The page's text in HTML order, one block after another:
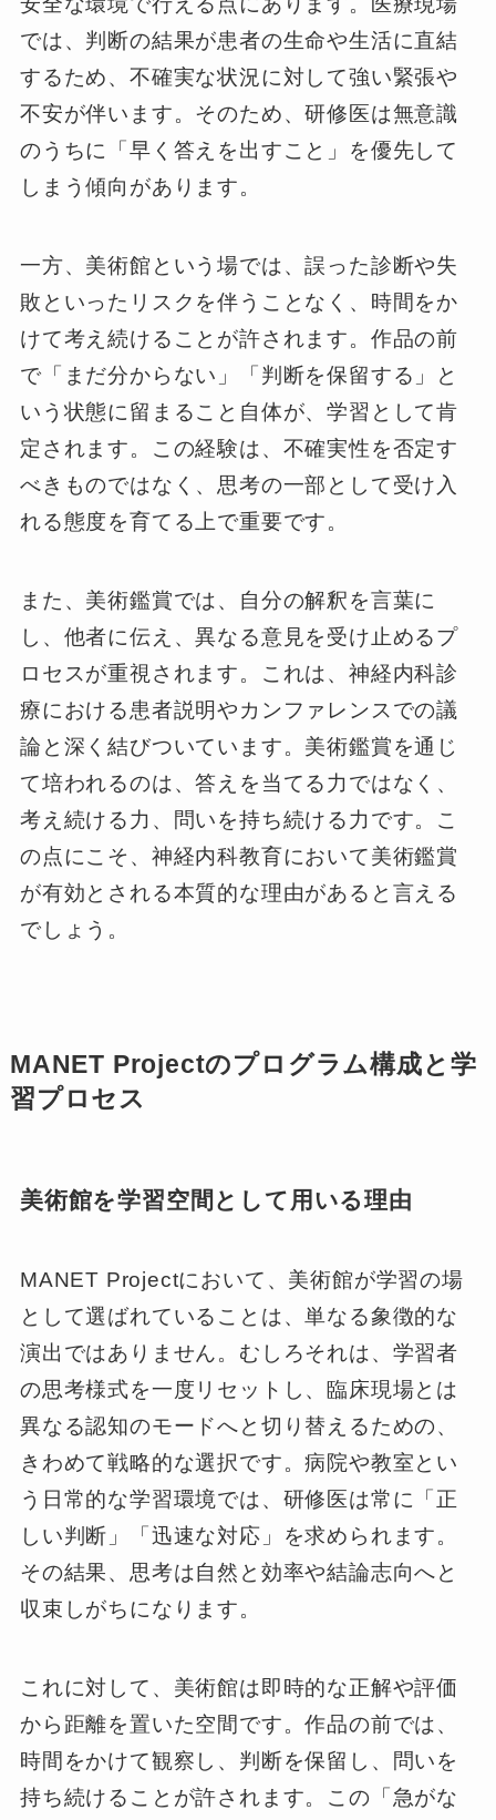
では、判断の結果が患者の生命や生活に直結
するため、不確実な状況に対して強い緊張や
不安が伴います。そのため、研修医は無意識
のうちに「早く答えを出すこと」を優先して
しまう傾向があります。
一方、美術館という場では、誤った診断や失
敗といったリスクを伴うことなく、時間をか
けて考え続けることが許されます。作品の前
で「まだ分からない」「判断を保留する」と
いう状態に留まること自体が、学習として肯
定されます。この経験は、不確実性を否定す
べきものではなく、思考の一部として受け入
れる態度を育てる上で重要です。
また、美術鑑賞では、自分の解釈を言葉に
し、他者に伝え、異なる意見を受け止めるプ
ロセスが重視されます。これは、神経内科診
療における患者説明やカンファレンスでの議
論と深く結びついています。美術鑑賞を通じ
て培われるのは、答えを当てる力ではなく、
考え続ける力、問いを持ち続ける力です。こ
の点にこそ、神経内科教育において美術鑑賞
が有効とされる本質的な理由があると言える
でしょう。
MANET Projectのプログラム構成と学
習プロセス
美術館を学習空間として用いる理由
MANET Projectにおいて、美術館が学習の場
として選ばれていることは、単なる象徴的な
演出ではありません。むしろそれは、学習者
の思考様式を一度リセットし、臨床現場とは
異なる認知のモードへと切り替えるための、
きわめて戦略的な選択です。病院や教室とい
う日常的な学習環境では、研修医は常に「正
しい判断」「迅速な対応」を求められます。
その結果、思考は自然と効率や結論志向へと
収束しがちになります。
これに対して、美術館は即時的な正解や評価
から距離を置いた空間です。作品の前では、
時間をかけて観察し、判断を保留し、問いを
持ち続けることが許されます。この「急がな